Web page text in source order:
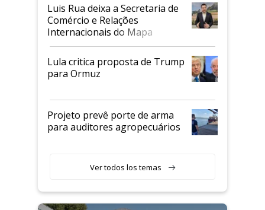
Luis Rua deixa a Secretaria de
Comércio e Relações
Internacionais do Mapa
Lula critica proposta de Trump
para Ormuz
Projeto prevê porte de arma
para auditores agropecuários
Ver todos los temas